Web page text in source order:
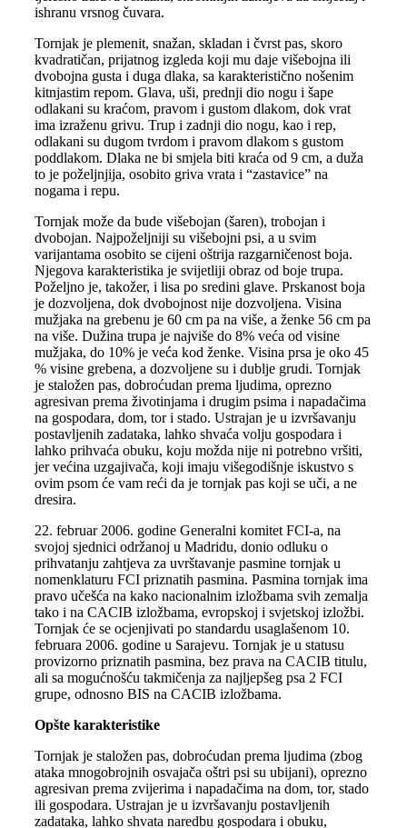
ishranu vrsnog čuvara.
Tornjak je plemenit, snažan, skladan i čvrst pas, skoro
kvadratičan, prijatnog izgleda koji mu daje višebojna ili
dvobojna gusta i duga dlaka, sa karakteristično nošenim
kitnjastim repom. Glava, uši, prednji dio nogu i šape
odlakani su kraćom, pravom i gustom dlakom, dok vrat
ima izraženu grivu. Trup i zadnji dio nogu, kao i rep,
odlakani su dugom tvrdom i pravom dlakom s gustom
poddlakom. Dlaka ne bi smjela biti kraća od 9 cm, a duža
to je poželjnjija, osobito griva vrata i “zastavice” na
nogama i repu.
Tornjak može da bude višebojan (šaren), trobojan i
dvobojan. Najpoželjniji su višebojni psi, a u svim
varijantama osobito se cijeni oštrija razgarničenost boja.
Njegova karakteristika je svijetliji obraz od boje trupa.
Poželjno je, takožer, i lisa po sredini glave. Prskanost boja
je dozvoljena, dok dvobojnost nije dozvoljena. Visina
mužjaka na grebenu je 60 cm pa na više, a ženke 56 cm pa
na više. Dužina trupa je najviše do 8% veća od visine
mužjaka, do 10% je veća kod ženke. Visina prsa je oko 45
% visine grebena, a dozvoljene su i dublje grudi. Tornjak
je staložen pas, dobroćudan prema ljudima, oprezno
agresivan prema životinjama i drugim psima i napadačima
na gospodara, dom, tor i stado. Ustrajan je u izvršavanju
postavljenih zadataka, lahko shvaća volju gospodara i
lahko prihvaća obuku, koju možda nije ni potrebno vršiti,
jer većina uzgajivača, koji imaju višegodišnje iskustvo s
ovim psom će vam reći da je tornjak pas koji se uči, a ne
dresira.
22. februar 2006. godine Generalni komitet FCI-a, na
svojoj sjednici održanoj u Madridu, donio odluku o
prihvatanju zahtjeva za uvrštavanje pasmine tornjak u
nomenklaturu FCI priznatih pasmina. Pasmina tornjak ima
pravo učešća na kako nacionalnim izložbama svih zemalja
tako i na CACIB izložbama, evropskoj i svjetskoj izložbi.
Tornjak će se ocjenjivati po standardu usaglašenom 10.
februara 2006. godine u Sarajevu. Tornjak je u statusu
provizorno priznatih pasmina, bez prava na CACIB titulu,
ali sa mogućnošću takmičenja za najljepšeg psa 2 FCI
grupe, odnosno BIS na CACIB izložbama.
Opšte karakteristike
Tornjak je staložen pas, dobroćudan prema ljudima (zbog
ataka mnogobrojnih osvajača oštri psi su ubijani), oprezno
agresivan prema zvijerima i napadačima na dom, tor, stado
ili gospodara. Ustrajan je u izvršavanju postavljenih
zadataka, lahko shvata naredbu gospodara i obuku,